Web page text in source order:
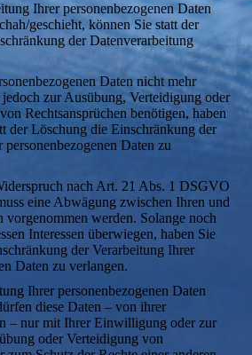
Ihrer personenbezogenen Daten
geschieht, können Sie statt der
der Datenverarbeitung
Daten nicht mehr
jedoch zur Ausübung, Verteidigung oder
Rechtsansprüchen benötigen, haben
der Löschung die Einschränkung der
Daten zu
nach Art. 21 Abs. 1 DSGVO
eine Abwägung zwischen Ihren und
vorgenommen werden. Solange noch
Interessen überwiegen, haben Sie
der Verarbeitung Ihrer
Daten zu verlangen.
Ihrer personenbezogenen Daten
diese Daten – von ihrer
– nur mit Ihrer Einwilligung oder zur
oder Verteidigung von